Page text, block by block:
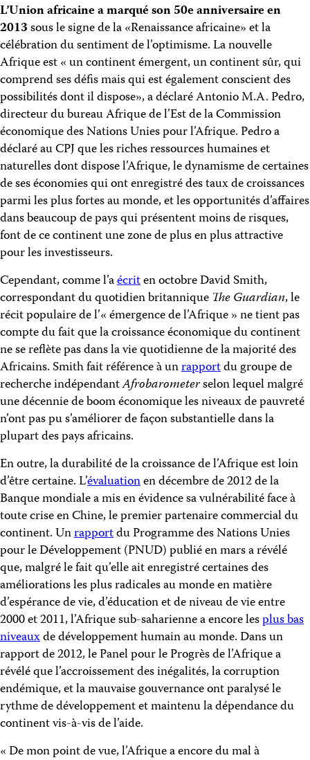
L’Union africaine a marqué son 50e anniversaire en
2013sous le signe de la «Renaissance africaine» et la
célébration du sentiment de l’optimisme. La nouvelle
Afrique est « un continent émergent, un continent sûr, qui
comprend ses défis mais qui est également conscient des
possibilités dont il dispose», a déclaré Antonio M.A. Pedro,
directeur du bureau Afrique de l’Est de la Commission
économique des Nations Unies pour l’Afrique. Pedro a
déclaré au CPJ que les riches ressources humaines et
naturelles dont dispose l’Afrique, le dynamisme de certaines
de ses économies qui ont enregistré des taux de croissances
parmi les plus fortes au monde, et les opportunités d’affaires
dans beaucoup de pays qui présentent moins de risques,
font de ce continent une zone de plus en plus attractive
pour les investisseurs.
Cependant, comme l’aécriten octobre David Smith,
correspondant du quotidien britannique The Guardian, le
récit populaire de l’« émergence de l’Afrique » ne tient pas
compte du fait que la croissance économique du continent
ne se reflète pas dans la vie quotidienne de la majorité des
Africains. Smith fait référence à unrapportdu groupe de
recherche indépendantAfrobarometerselon lequel malgré
une décennie de boom économique les niveaux de pauvreté
n’ont pas pu s’améliorer de façon substantielle dans la
plupart des pays africains.
En outre, la durabilité de la croissance de l’Afrique est loin
d’être certaine. L’évaluationen décembre de 2012 de la
Banque mondiale a mis en évidence sa vulnérabilité face à
toute crise en Chine, le premier partenaire commercial du
continent. Unrapportdu Programme des Nations Unies
pour le Développement (PNUD) publié en mars a révélé
que, malgré le fait qu’elle ait enregistré certaines des
améliorations les plus radicales au monde en matière
d’espérance de vie, d’éducation et de niveau de vie entre
2000 et 2011, l’Afrique sub-saharienne a encore lesplus bas
niveauxde développement humain au monde. Dans un
rapport de 2012, le Panel pour le Progrès de l’Afrique a
révélé que l’accroissement des inégalités, la corruption
endémique, et la mauvaise gouvernance ont paralysé le
rythme de développement et maintenu la dépendance du
continent vis-à-vis de l’aide.
« De mon point de vue, l’Afrique a encore du mal à